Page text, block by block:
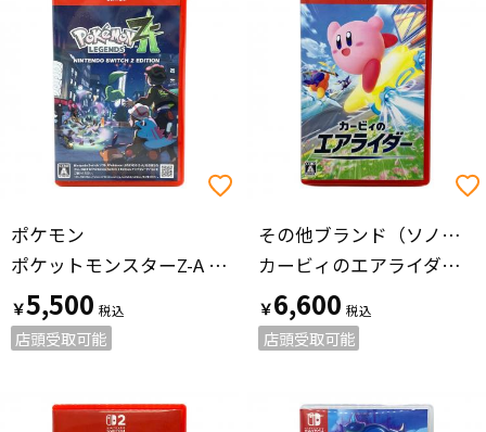
ポケモン
ポケットモンスターZ-A Nintendo Switch2用ソフト CERO A (全年齢対象)
￥5,500
店頭受取可能
その他ブランド（ソノタブランド）
カービィのエアライダー Nintendo Switch2用ソフト CERO A (全年齢対象)
￥6,600
店頭受取可能